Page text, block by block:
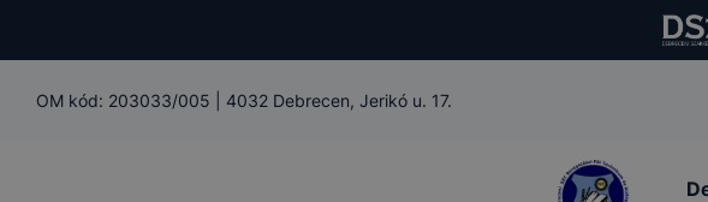
OM kód: 203033/005 4032 Debrecen, Jerikó u. 17.